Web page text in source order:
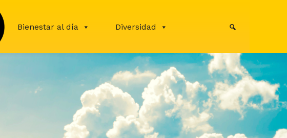
Bienestar al día Diversidad